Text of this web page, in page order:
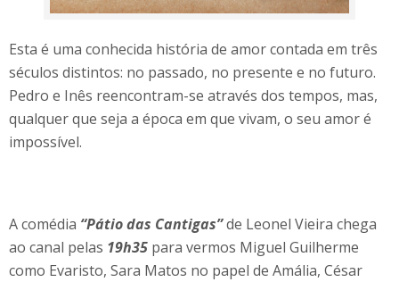
Esta é uma conhecida história de amor contada em três
séculos distintos: no passado, no presente e no futuro.
Pedro e Inês reencontram-se através dos tempos, mas,
qualquer que seja a época em que vivam, o seu amor é
impossível.
A comédia “Pátio das Cantigas”de Leonel Vieira chega
ao canal pelas 19h35 para vermos Miguel Guilherme
como Evaristo, Sara Matos no papel de Amália, César